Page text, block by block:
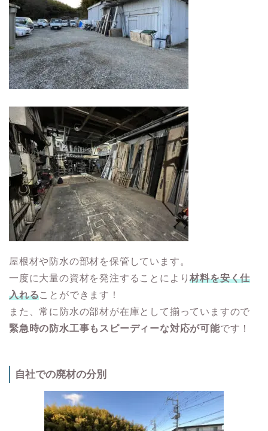
屋根材や防水の部材を保管しています。
一度に大量の資材を発注することにより材料を安く仕
入れることができます！
また、常に防水の部材が在庫として揃っていますので
緊急時の防水工事もスピーディーな対応が可能です！
自社での廃材の分別